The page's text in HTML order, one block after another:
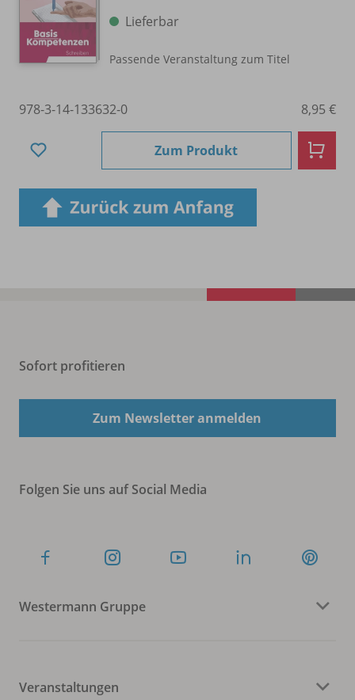
Lieferbar
Passende Veranstaltung zum Titel
978-3-14-133632-0 8,95 €
Zum Produkt
Sofort profitieren
Zum Newsletter anmelden
Folgen Sie uns auf Social Media
Westermann Gruppe
Veranstaltungen